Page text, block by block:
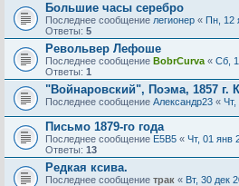
Большие часы серебро
Последнее сообщение легионер « Пн, 12
Ответы: 5
Револьвер Лефоше
Последнее сообщение BobrCurva « Сб,
Ответы: 1
"Войнаровский", Поэма, 1857 г.
Последнее сообщение Александр23 « Чт,
Письмо 1879-го года
Последнее сообщение E5B5 « Чт, 01 янв
Ответы: 13
Редкая ксива.
Последнее сообщение трак « Вт, 30 дек